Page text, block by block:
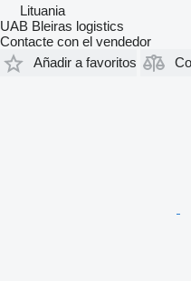
Lituania
UAB Bleiras logistics
Contacte con el vendedor
Añadir a favoritos